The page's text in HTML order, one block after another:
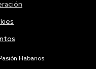
Habanos.